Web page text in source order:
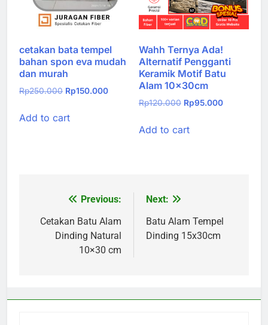
cetakan bata tempel
bahan spon eva mudah
dan murah
Rp250.000 Original
was:
Rp150.000Current
Rp150.000.
Add to cart
Wahh Ternya Ada!
Alternatif Pengganti
Keramik Motif Batu
Alam 10x30cm
Rp120.000 Original
was:
Rp95.000Current
Add to cart
navigation
Previous:
Cetakan Batu Alam
Dinding Natural
10×30 cm
Next:
Batu Alam Tempel
Dinding 15x30cm